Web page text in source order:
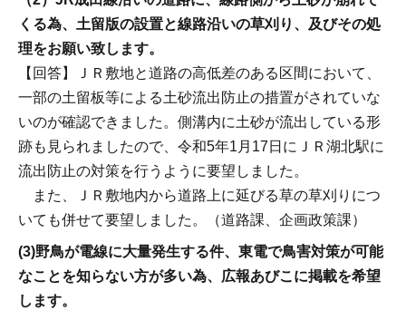
くる為、土留版の設置と線路沿いの草刈り、及びその処
理をお願い致します。
【回答】ＪＲ敷地と道路の高低差のある区間において、
一部の土留板等による土砂流出防止の措置がされていな
いのが確認できました。側溝内に土砂が流出している形
跡も見られましたので、令和5年1月17日にＪＲ湖北駅に
流出防止の対策を行うように要望しました。
また、ＪＲ敷地内から道路上に延びる草の草刈りにつ
いても併せて要望しました。（道路課、企画政策課）
(3)野鳥が電線に大量発生する件、東電で鳥害対策が可能
なことを知らない方が多い為、広報あびこに掲載を希望
します。